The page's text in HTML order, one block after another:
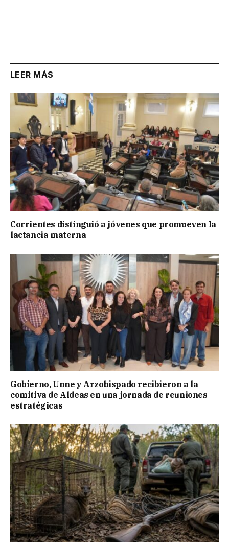
LEER MÁS
Corrientes distinguió a jóvenes que promueven la
lactancia materna
Gobierno, Unne y Arzobispado recibieron a la
comitiva de Aldeas en una jornada de reuniones
estratégicas